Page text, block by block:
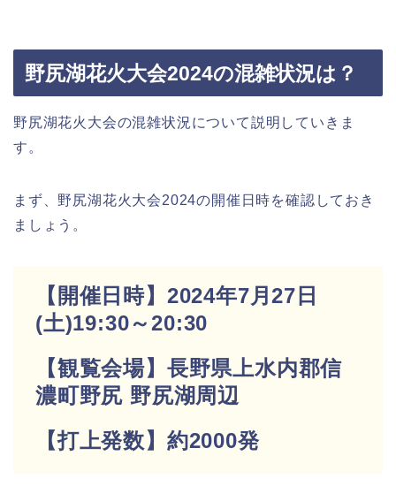
野尻湖花火大会2024の混雑状況は？
野尻湖花火大会の混雑状況について説明していきま
す。
まず、野尻湖花火大会2024の開催日時を確認しておき
ましょう。
【開催日時】2024年7月27日
(土)19:30～20:30
【観覧会場】長野県上水内郡信
濃町野尻 野尻湖周辺
【打上発数】約2000発